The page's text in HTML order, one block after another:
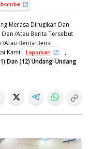
Merasa Dirugikan Dan
/Atau Berita Tersebut
/Atau Berita Berisi
Kami
Laporkan
,
Dan (12) Undang-Undang